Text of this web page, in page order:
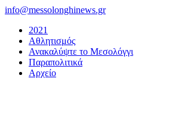
Μετάβαση
περιεχόμενο
info@messolonghinews.gr
2021
Αθλητισμός
Ανακαλύψτε το Μεσολόγγι
Παραπολιτικά
Αρχείο